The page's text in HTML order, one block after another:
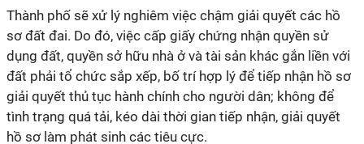
Thành phố sẽ xử lý nghiêm việc chậm giải quyết các hồ
sơ đất đai. Do đó, việc cấp giấy chứng nhận quyền sử
dụng đất, quyền sở hữu nhà ở và tài sản khác gắn liền với
đất phải tổ chức sắp xếp, bố trí hợp lý để tiếp nhận hồ sơ
giải quyết thủ tục hành chính cho người dân; không để
tình trạng quá tải, kéo dài thời gian tiếp nhận, giải quyết
hồ sơ làm phát sinh các tiêu cực.